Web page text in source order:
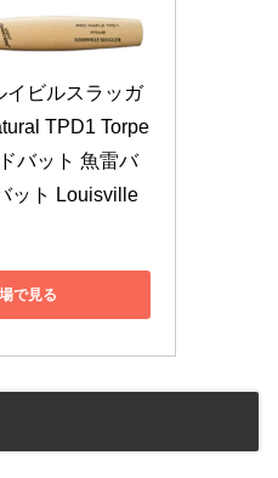
イビルスラッガ
TPD1 Torpe
バット 魚雷バ
ット Louisville
で見る